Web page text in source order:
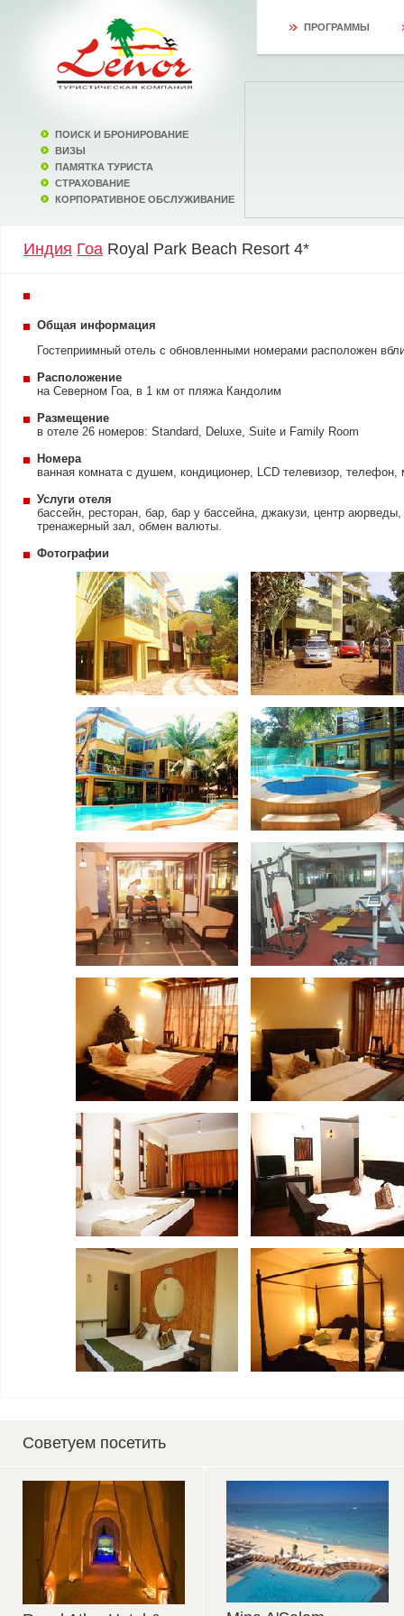
ПРОГРАММЫ
ПОИСК И БРОНИРОВАНИЕ
ВИЗЫ
ПАМЯТКА ТУРИСТА
СТРАХОВАНИЕ
КОРПОРАТИВНОЕ ОБСЛУЖИВАНИЕ
Индия Гоа Royal Park Beach Resort 4*
Общая информация
Гостеприимный отель с обновленными номерами расположен
Расположение
на Северном Гоа, в 1 км от пляжа Кандолим
Размещение
в отеле 26 номеров: Standard, Deluxe, Suite и Family Room
Номера
ванная комната с душем, кондиционер, LCD телевизор, телефон,
Услуги отеля
бассейн, ресторан, бар, бар у бассейна, джакузи, центр
тренажерный зал, обмен валюты.
Фотографии
Советуем посетить